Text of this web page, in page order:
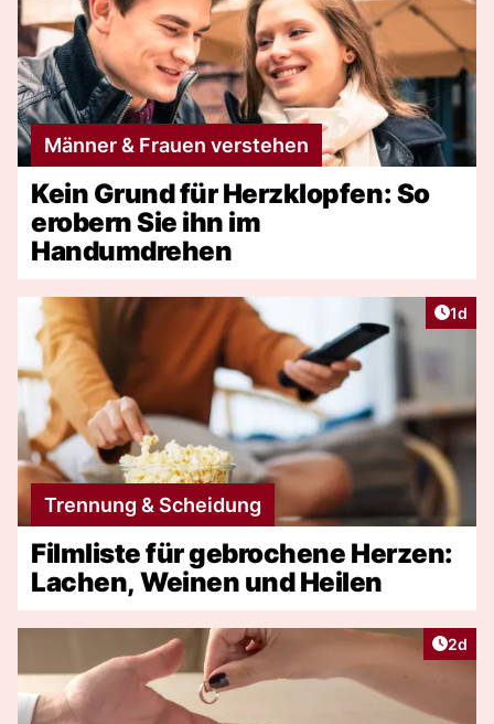
Männer & Frauen verstehen
Kein Grund für Herzklopfen: So
erobern Sie ihn im
Handumdrehen
1d
Trennung & Scheidung
Filmliste für gebrochene Herzen:
Lachen, Weinen und Heilen
2d